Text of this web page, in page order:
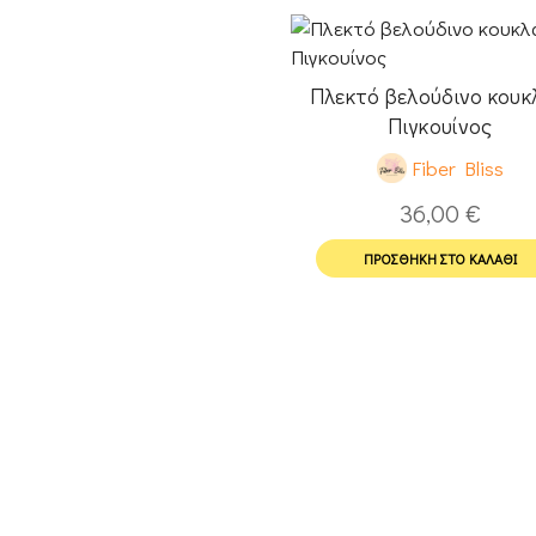
Πλεκτό βελούδινο
Πιγκουίνος
Fiber Bliss
36,00 €
ΠΡΟΣΘΉΚΗ ΣΤΟ ΚΑΛΆΘΙ